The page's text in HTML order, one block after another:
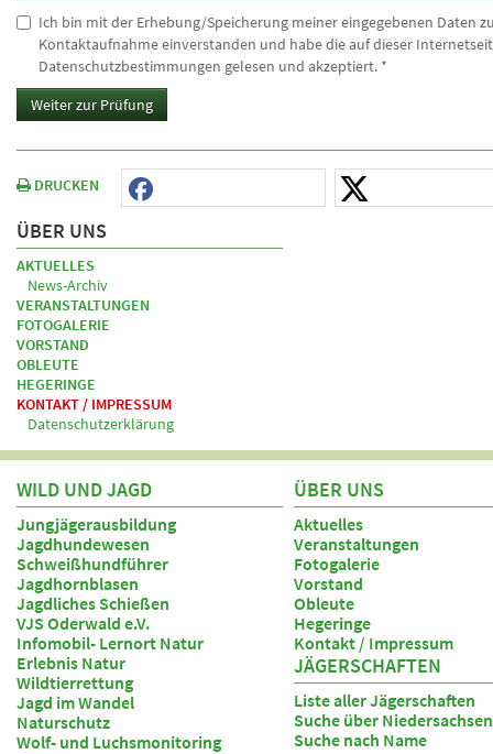
Ich bin mit der Erhebung/Speicherung meiner eingegebenen Daten
Kontaktaufnahme einverstanden und habe die auf dieser
Datenschutzbestimmungen gelesen und akzeptiert. *
Weiter zur Prüfung
DRUCKEN
ÜBER UNS
AKTUELLES
News-Archiv
VERANSTALTUNGEN
FOTOGALERIE
VORSTAND
OBLEUTE
HEGERINGE
KONTAKT / IMPRESSUM
Datenschutzerklärung
WILD UND JAGD
Jungjägerausbildung
Jagdhundewesen
Schweißhundführer
Jagdhornblasen
Jagdliches Schießen
VJS Oderwald e.V.
Infomobil- Lernort Natur
Erlebnis Natur
Wildtierrettung
Jagd im Wandel
Naturschutz
Wolf- und Luchsmonitoring
ÜBER UNS
Aktuelles
Veranstaltungen
Fotogalerie
Vorstand
Obleute
Hegeringe
Kontakt / Impressum
JÄGERSCHAFTEN
Liste aller Jägerschaften
Suche über
Suche nach Name